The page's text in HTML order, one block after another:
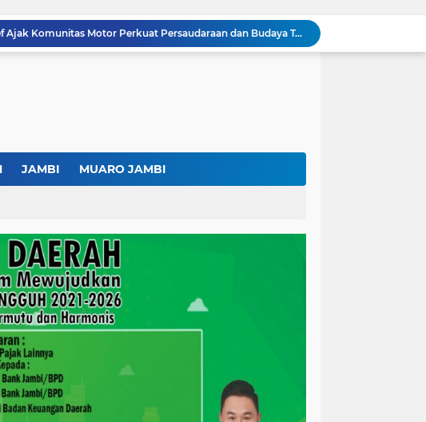
Fadhil Arief Ajak Komunitas Motor Perkuat Persaudaraan dan Budaya Tertib Berlalu Lintas
Surat Penundaan Terus Berdatangan, Putusan Mahkamah Agung Sudah Final, Mengapa Eksekusi Belum Dilaksanakan?
Fadhil Arief Resmi Lantik 16 Kepala Desa, Titip Pesan Integritas dan Pelayanan Untuk Kemajuan Batang Hari
Fadhil Arief Kukuhkan Pengurus APDESI Merah Putih Batang Hari, Iknak Nahkodai Periode 2026–2031
Bupati Fadhil Arief Hadiri Grand Final Batang Hari Cup Race 2026, Sportivitas dan UMKM Jadi Sorotan
JAMBI MUARO JAMBI